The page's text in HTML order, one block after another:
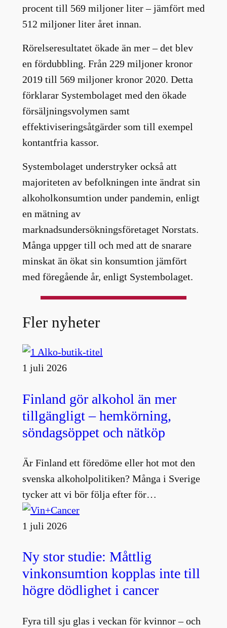
procent till 569 miljoner liter – jämfört med
512 miljoner liter året innan.
Rörelseresultatet ökade än mer – det blev
en fördubbling. Från 229 miljoner kronor
2019 till 569 miljoner kronor 2020. Detta
förklarar Systembolaget med den ökade
försäljningsvolymen samt
effektiviseringsåtgärder som till exempel
kontantfria kassor.
Systembolaget understryker också att
majoriteten av befolkningen inte ändrat sin
alkoholkonsumtion under pandemin, enligt
en mätning av
marknadsundersökningsföretaget Norstats.
Många uppger till och med att de snarare
minskat än ökat sin konsumtion jämfört
med föregående år, enligt Systembolaget.
Fler nyheter
1 juli 2026
Finland gör alkohol än mer
tillgängligt – hemkörning,
söndagsöppet och nätköp
Är Finland ett föredöme eller hot mot den
svenska alkoholpolitiken? Många i Sverige
tycker att vi bör följa efter för…
1 juli 2026
Ny stor studie: Måttlig
vinkonsumtion kopplas inte till
högre dödlighet i cancer
Fyra till sju glas i veckan för kvinnor – och